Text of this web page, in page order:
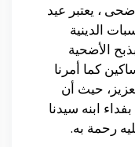
، يعتبر عيد
الدينية
الأضحية
كما أمرنا
حيث أن
ابنه سيدنا
رحمة به.